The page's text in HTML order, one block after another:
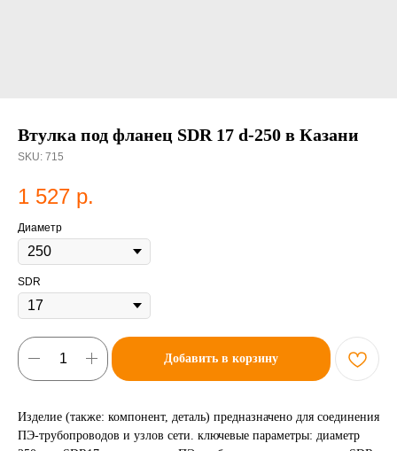
Втулка под фланец SDR 17 d-250 в Казани
SKU: 715
1 527 р.
Диаметр
SDR
Добавить в корзину
Изделие (также: компонент, деталь) предназначено для соединения
ПЭ-трубопроводов и узлов сети. ключевые параметры: диаметр